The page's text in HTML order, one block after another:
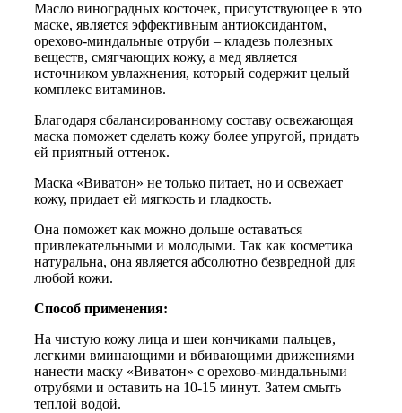
Масло виноградных косточек, присутствующее в это
маске, является эффективным антиоксидантом,
орехово-миндальные отруби – кладезь полезных
веществ, смягчающих кожу, а мед является
источником увлажнения, который содержит целый
комплекс витаминов.
Благодаря сбалансированному составу освежающая
маска поможет сделать кожу более упругой, придать
ей приятный оттенок.
Маска «Виватон» не только питает, но и освежает
кожу, придает ей мягкость и гладкость.
Она поможет как можно дольше оставаться
привлекательными и молодыми. Так как косметика
натуральна, она является абсолютно безвредной для
любой кожи.
Способ применения:
На чистую кожу лица и шеи кончиками пальцев,
легкими вминающими и вбивающими движениями
нанести маску «Виватон» с орехово-миндальными
отрубями и оставить на 10-15 минут. Затем смыть
теплой водой.